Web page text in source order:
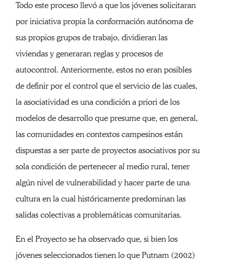
Todo este proceso llevó a que los jóvenes solicitaran
por iniciativa propia la conformación autónoma de
sus propios grupos de trabajo, dividieran las
viviendas y generaran reglas y procesos de
autocontrol. Anteriormente, estos no eran posibles
de definir por el control que el servicio de las cuales,
la asociatividad es una condición a priori de los
modelos de desarrollo que presume que, en general,
las comunidades en contextos campesinos están
dispuestas a ser parte de proyectos asociativos por su
sola condición de pertenecer al medio rural, tener
algún nivel de vulnerabilidad y hacer parte de una
cultura en la cual históricamente predominan las
salidas colectivas a problemáticas comunitarias.
En el Proyecto se ha observado que, si bien los
jóvenes seleccionados tienen lo que Putnam (2002)